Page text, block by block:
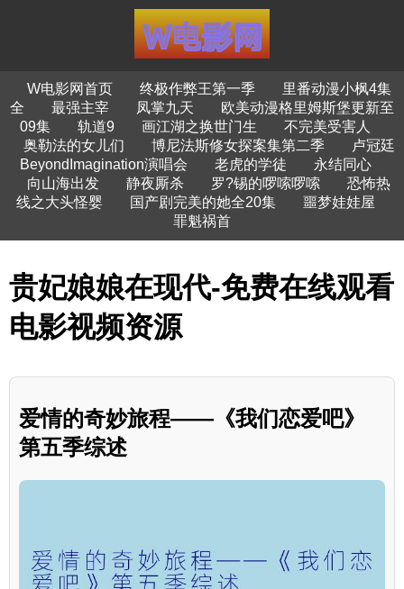
W电影网首页 终极作弊王第一季
里番动漫小枫4集
全
最强主宰 凤掌九天
欧美动漫格里姆斯堡更新至
09集
轨道9 画江湖之换世门生
不完美受害人
奥勒法的女儿们
博尼法斯修女探案集第二季
卢冠廷
BeyondImagination演唱会
老虎的学徒
永结同心
向山海出发
静夜厮杀 罗?锡的啰嗦啰嗦
恐怖热
线之大头怪婴
国产剧完美的她全20集
噩梦娃娃屋
罪魁祸首
贵妃娘娘在现代-免费在线观看
电影视频资源
爱情的奇妙旅程——《我们恋爱吧》
第五季综述